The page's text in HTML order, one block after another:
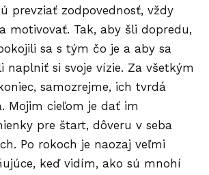
prevziať zodpovednosť, vždy
motivovať. Tak, aby šli dopredu,
sa s tým čo je a aby sa
naplniť si svoje vízie. Za všetkým
samozrejme, ich tvrdá
Mojim cieľom je dať im
pre štart, dôveru v seba
Po rokoch je naozaj veľmi
keď vidím, ako sú mnohí